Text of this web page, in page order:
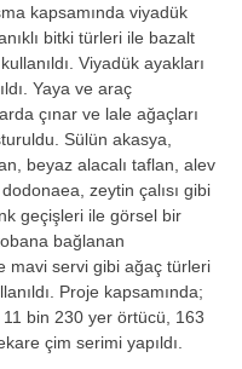
kapsamında viyadük
ıklı bitki türleri ile bazalt
Viyadük ayakları
Yaya ve araç
çınar ve lale ağaçları
Sülün akasya,
beyaz alacalı taflan, alev
dodonaea, zeytin çalısı gibi
geçişleri ile görsel bir
bağlanan
mavi servi gibi ağaç türleri
ıldı. Proje kapsamında;
11 bin 230 yer örtücü, 163
çim serimi yapıldı.